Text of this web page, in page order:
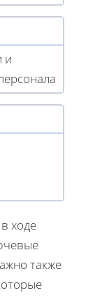
и
ходе
также